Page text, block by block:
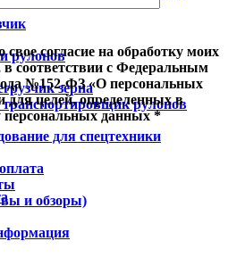
рулонов
зерна
рулонов
для спецтехники
и обзоры)
согласие на обработку моих
соответствии с Федеральным
№152-ФЗ «О персональных
для целей, определенных в
персональных данных *